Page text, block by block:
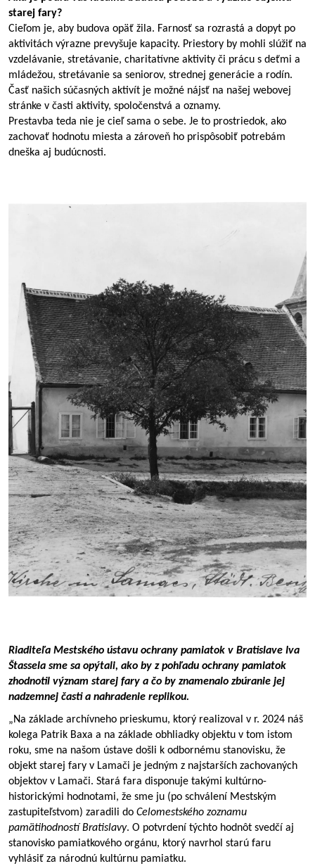
starej fary?
Cieľom je, aby budova opäť žila. Farnosť sa rozrastá a dopyt po
aktivitách výrazne prevyšuje kapacity. Priestory by mohli slúžiť na
vzdelávanie, stretávanie, charitatívne aktivity či prácu s deťmi a
mládežou, stretávanie sa seniorov, strednej generácie a rodín.
Časť našich súčasných aktivít je možné nájsť na našej webovej
stránke v časti aktivity, spoločenstvá a oznamy.
Prestavba teda nie je cieľ sama o sebe. Je to prostriedok, ako
zachovať hodnotu miesta a zároveň ho prispôsobiť potrebám
dneška aj budúcnosti.
Riaditeľa Mestského ústavu ochrany pamiatok v Bratislave Iva
Štassela sme sa opýtali, ako by z pohľadu ochrany pamiatok
zhodnotil význam starej fary a čo by znamenalo zbúranie jej
nadzemnej časti a nahradenie replikou.
„Na základe archívneho prieskumu, ktorý realizoval v r. 2024 náš
kolega Patrik Baxa a na základe obhliadky objektu v tom istom
roku, sme na našom ústave došli k odbornému stanovisku, že
objekt starej fary v Lamači je jedným z najstarších zachovaných
objektov v Lamači. Stará fara disponuje takými kultúrno-
historickými hodnotami, že sme ju (po schválení Mestským
zastupiteľstvom) zaradili do Celomestského zoznamu
pamätihodností Bratislavy. O potvrdení týchto hodnôt svedčí aj
stanovisko pamiatkového orgánu, ktorý navrhol starú faru
vyhlásiť za národnú kultúrnu pamiatku.